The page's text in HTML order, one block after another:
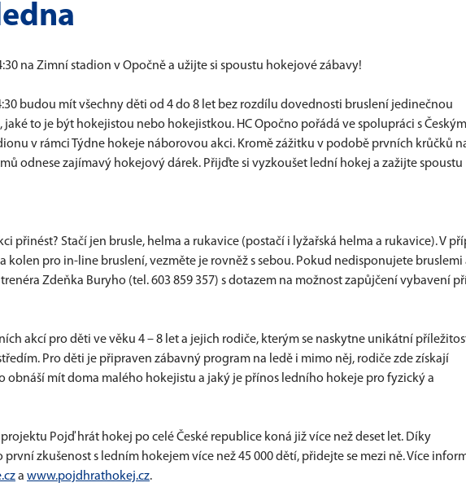
na Zimní stadion v Opočně a užijte si spoustu hokejové zábavy!
budou mít všechny děti od 4 do 8 let bez rozdílu dovednosti bruslení jedinečnou
jaké to je být hokejistou nebo hokejistkou. HC Opočno pořádá ve spolupráci s Českým
v rámci Týdne hokeje náborovou akci. Kromě zážitku v podobě prvních krůčků
odnese zajímavý hokejový dárek. Přijďte si vyzkoušet lední hokej a zažijte spoustu
přinést? Stačí jen brusle, helma a rukavice (postačí i lyžařská helma a rukavice). V
kolen pro in-line bruslení, vezměte je rovněž s sebou. Pokud nedisponujete bruslemi
Zdeňka Buryho (tel. 603 859 357) s dotazem na možnost zapůjčení vybavení
akcí pro děti ve věku 4 – 8 let a jejich rodiče, kterým se naskytne unikátní
Pro děti je připraven zábavný program na ledě i mimo něj, rodiče zde získají
obnáší mít doma malého hokejistu a jaký je přínos ledního hokeje pro fyzický a
Pojď hrát hokej po celé České republice koná již více než deset let. Díky
zkušenost s ledním hokejem více než 45 000 dětí, přidejte se mezi ně. Více
a www.pojdhrathokej.cz.